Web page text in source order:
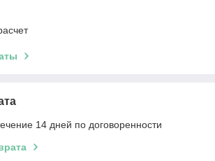
14 дней по договоренности